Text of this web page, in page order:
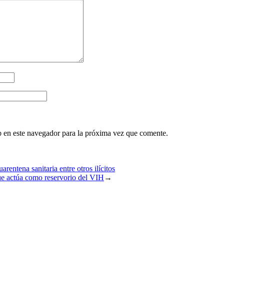
este navegador para la próxima vez que comente.
sanitaria entre otros ilícitos
actúa como reservorio del VIH →